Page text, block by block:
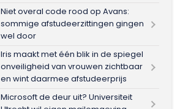
Niet overal code rood op Avans:
sommige afstudeerzittingen gingen
wel door
Iris maakt met één blik in de spiegel
onveiligheid van vrouwen zichtbaar
en wint daarmee afstudeerprijs
Microsoft de deur uit? Universiteit